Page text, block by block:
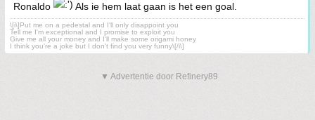
Ronaldo Als ie hem laat gaan is het een goal.
\[i\]Put me on a pedestal and I'll only disappoint you
Tell me I'm exceptional and I promise to exploit you
Give me all your money and I'll make some origami honey
I think you're a joke but I don't find you very funny\[/i\]
▼ Advertentie door Refinery89